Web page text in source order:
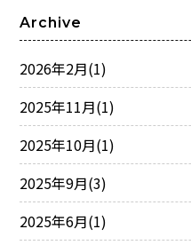
Archive
2026年2月(1)
2025年11月(1)
2025年10月(1)
2025年9月(3)
2025年6月(1)